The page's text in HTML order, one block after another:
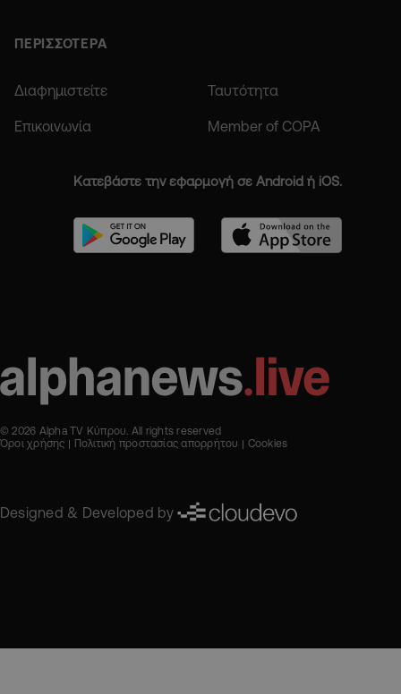
ΠΕΡΙΣΣΟΤΕΡΑ
Διαφημιστείτε Ταυτότητα
Επικοινωνία Member of COPA
Κατεβάστε την εφαρμογή σε Android ή iOS.
© 2026 Alpha TV Κύπρου. All rights reserved
Όροι χρήσης
Πολιτική προστασίας απορρήτου Cookies
Designed & Developed by